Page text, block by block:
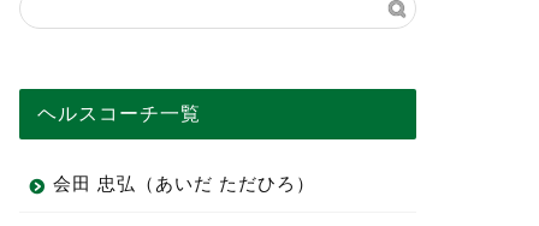
ヘルスコーチ一覧
会田 忠弘（あいだ ただひろ）